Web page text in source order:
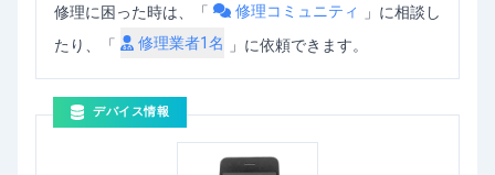
修理に困った時は、「 修理コミュニティ 」 に相談し
たり、「
修理業者1名 」に依頼できます。
デバイス情報